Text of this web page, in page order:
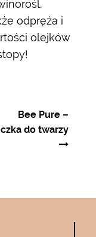
odpręża i
olejków
Bee Pure –
do twarzy